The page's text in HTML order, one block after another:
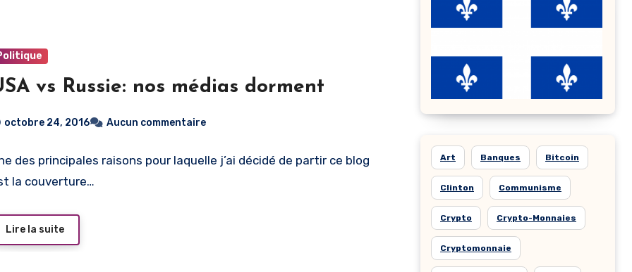
vs Russie: nos médias dorment
octobre 24, 2016 Aucun commentaire
des principales raisons pour laquelle j’ai décidé de partir ce blog
la couverture…
Lire la suite
Art Banques Bitcoin
Clinton Communisme
Crypto Crypto-Monnaies
Cryptomonnaie